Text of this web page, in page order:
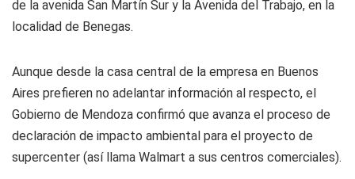
de la avenida San Martín Sur y la Avenida del Trabajo, en la
localidad de Benegas.
Aunque desde la casa central de la empresa en Buenos
Aires prefieren no adelantar información al respecto, el
Gobierno de Mendoza confirmó que avanza el proceso de
declaración de impacto ambiental para el proyecto de
supercenter (así llama Walmart a sus centros comerciales).